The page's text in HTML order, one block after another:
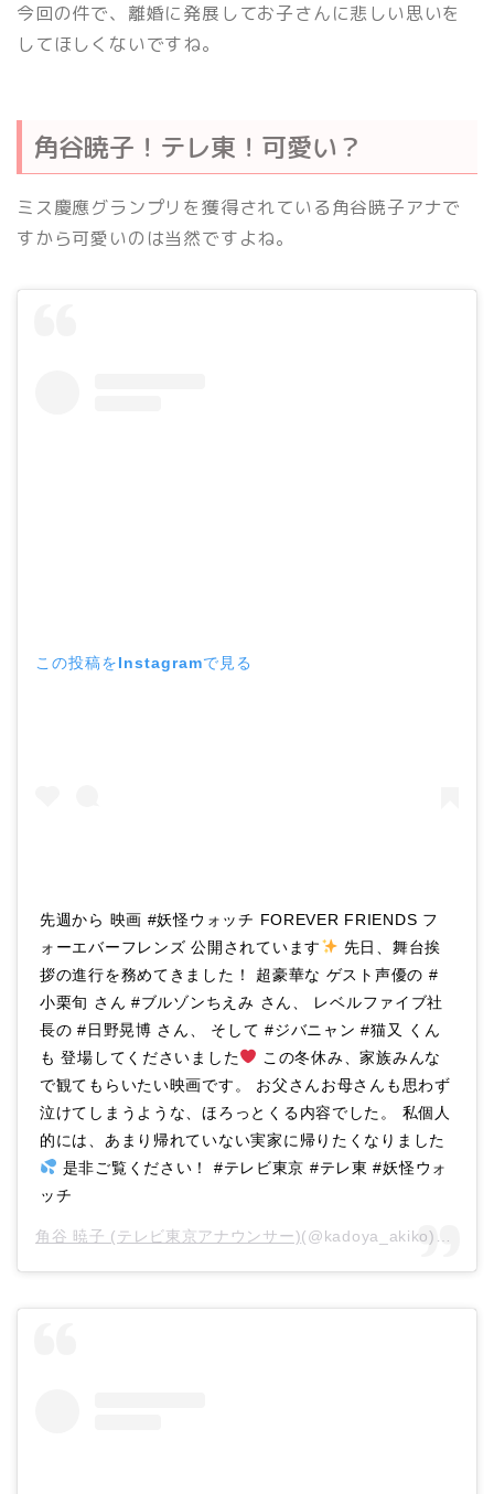
今回の件で、離婚に発展してお子さんに悲しい思いを
してほしくないですね。
角谷暁子！テレ東！可愛い？
ミス慶應グランプリを獲得されている角谷暁子アナで
すから可愛いのは当然ですよね。
この投稿をInstagramで見る
先週から 映画 #妖怪ウォッチ FOREVER FRIENDS フ
ォーエバーフレンズ 公開されています
先日、舞台挨
拶の進行を務めてきました！ 超豪華な ゲスト声優の #
小栗旬 さん #ブルゾンちえみ さん、 レベルファイブ社
長の #日野晃博 さん、 そして #ジバニャン #猫又 くん
も 登場してくださいました
この冬休み、家族みんな
で観てもらいたい映画です。 お父さんお母さんも思わず
泣けてしまうような、ほろっとくる内容でした。 私個人
的には、あまり帰れていない実家に帰りたくなりました
是非ご覧ください！ #テレビ東京 #テレ東 #妖怪ウォ
ッチ
角谷 暁子 (テレビ東京アナウンサー)(@kadoya_akiko)がシェアした投稿 –